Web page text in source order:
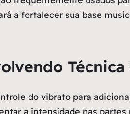
a fortalecer sua base
do vibrato para
a intensidade nas